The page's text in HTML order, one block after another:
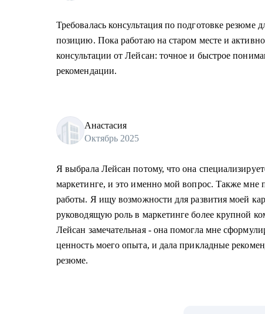
Требовалась консультация по подготовке
позицию. Пока работаю на старом месте и
консультации от Лейсан: точное и быстрое
рекомендации.
Анастасия
Октябрь 2025
Я выбрала Лейсан потому, что она
маркетинге, и это именно мой вопрос. Также мне
работы. Я ищу возможности для развития моей
руководящую роль в маркетинге более крупной
Лейсан замечательная - она помогла мне
ценность моего опыта, и дала прикладные
резюме.